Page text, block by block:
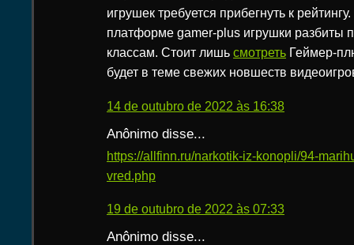
игрушек требуется прибегнуть к
платформе gamer-plus игрушки разбиты
классам. Стоит лишь смотреть Геймер-
будет в теме свежих новшеств
14 de outubro de 2022 às 16:38
Anônimo disse...
https://allfinn.ru/narkotik-iz-konopli/94-
vred.php
19 de outubro de 2022 às 07:33
Anônimo disse...